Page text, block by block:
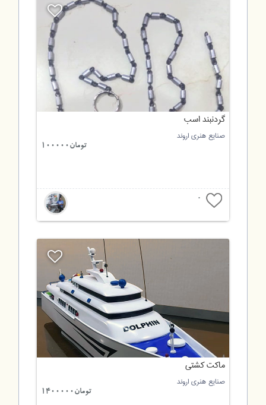
گردنبند اسب
صنایع هنری اروند
تومان100000
0
ماکت کشتی
صنایع هنری اروند
تومان1400000